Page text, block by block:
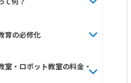
育の必修化
室・ロボット教室の料金・